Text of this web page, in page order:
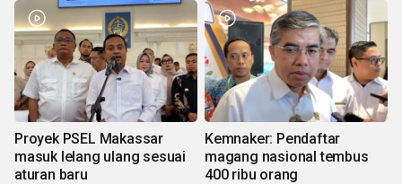
Proyek PSEL Makassar
masuk lelang ulang sesuai
aturan baru
Kemnaker: Pendaftar
magang nasional tembus
400 ribu orang